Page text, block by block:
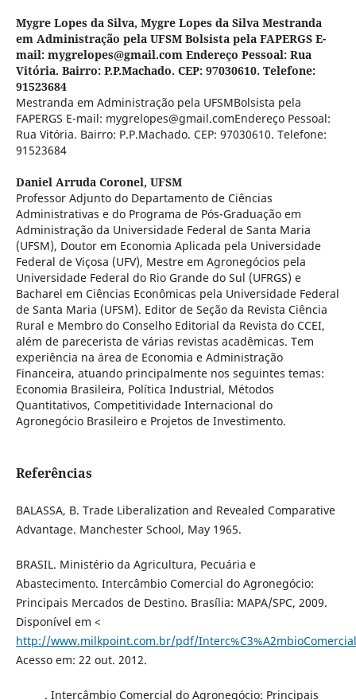
Mygre Lopes da Silva, Mygre Lopes da Silva Mestranda
em Administração pela UFSM Bolsista pela FAPERGS E-
mail: mygrelopes@gmail.com Endereço Pessoal: Rua
Vitória. Bairro: P.P.Machado. CEP: 97030610. Telefone:
91523684
Mestranda em Administração pela UFSMBolsista pela
FAPERGS E-mail: mygrelopes@gmail.comEndereço Pessoal:
Rua Vitória. Bairro: P.P.Machado. CEP: 97030610. Telefone:
91523684
Daniel Arruda Coronel, UFSM
Professor Adjunto do Departamento de Ciências
Administrativas e do Programa de Pós-Graduação em
Administração da Universidade Federal de Santa Maria
(UFSM), Doutor em Economia Aplicada pela Universidade
Federal de Viçosa (UFV), Mestre em Agronegócios pela
Universidade Federal do Rio Grande do Sul (UFRGS) e
Bacharel em Ciências Econômicas pela Universidade Federal
de Santa Maria (UFSM). Editor de Seção da Revista Ciência
Rural e Membro do Conselho Editorial da Revista do CCEI,
além de parecerista de várias revistas acadêmicas. Tem
experiência na área de Economia e Administração
Financeira, atuando principalmente nos seguintes temas:
Economia Brasileira, Política Industrial, Métodos
Quantitativos, Competitividade Internacional do
Agronegócio Brasileiro e Projetos de Investimento.
Referências
BALASSA, B. Trade Liberalization and Revealed Comparative
Advantage. Manchester School, May 1965.
BRASIL. Ministério da Agricultura, Pecuária e
Abastecimento. Intercâmbio Comercial do Agronegócio:
Principais Mercados de Destino. Brasília: MAPA/SPC, 2009.
Disponível em <
http://www.milkpoint.com.br/pdf/
Acesso em: 22 out. 2012.
______. Intercâmbio Comercial do Agronegócio: Principais